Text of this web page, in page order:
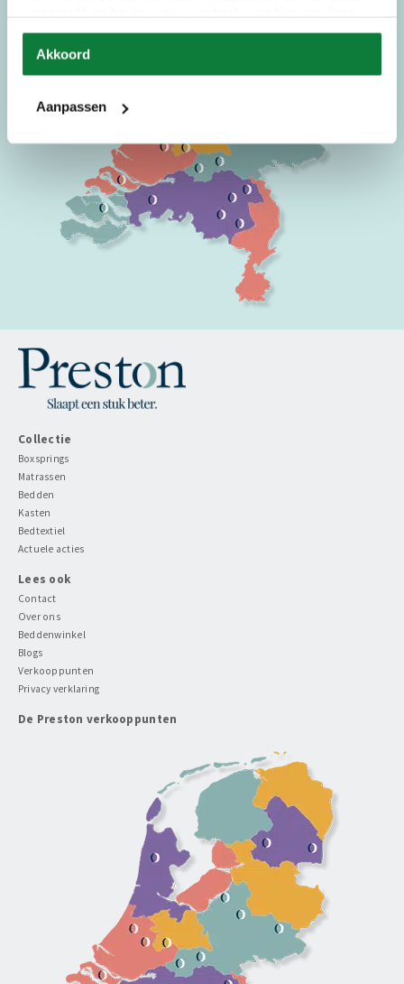
Akkoord
Aanpassen
Collectie
Boxsprings
Matrassen
Bedden
Kasten
Bedtextiel
Actuele acties
Lees ook
Contact
Over ons
Beddenwinkel
Blogs
Verkooppunten
Privacy verklaring
De Preston verkooppunten